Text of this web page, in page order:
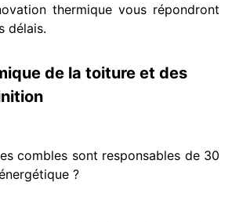
thermique vous répondront
délais.
de la toiture et des
combles sont responsables de 30
?